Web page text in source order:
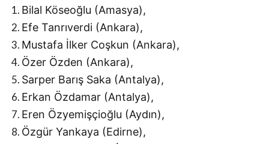
Bilal Köseoğlu (Amasya),
Efe Tanrıverdi (Ankara),
Mustafa İlker Coşkun (Ankara),
Özer Özden (Ankara),
Sarper Barış Saka (Antalya),
Erkan Özdamar (Antalya),
Eren Özyemişçioğlu (Aydın),
Özgür Yankaya (Edirne),